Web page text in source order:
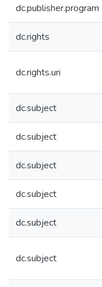
dc.publisher.program
dc.rights
dc.rights.uri
dc.subject
dc.subject
dc.subject
dc.subject
dc.subject
dc.subject